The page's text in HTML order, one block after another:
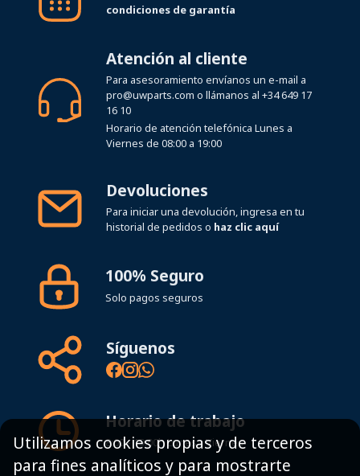
condiciones de garantía
Atención al cliente
Para asesoramiento envíanos un e-mail a
pro@uwparts.com o llámanos al +34 649 17
16 10
Horario de atención telefónica Lunes a
Viernes de 08:00 a 19:00
Devoluciones
Para iniciar una devolución, ingresa en tu
historial de pedidos o haz clic aquí
100% Seguro
Solo pagos seguros
Síguenos
Horario de trabajo
8:00 - 19:00h Lunes - Viernes
Utilizamos cookies propias y de terceros
para fines analíticos y para mostrarte